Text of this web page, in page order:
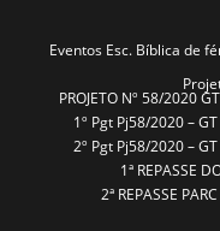
Eventos Esc. Bíblica de
PROJETO Nº 58/2020
1º Pgt Pj58/2020 –
2º Pgt Pj58/2020 –
1ª REPASSE
2ª REPASSE